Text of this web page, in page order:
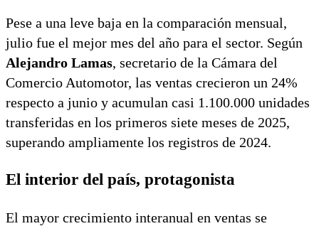
Pese a una leve baja en la comparación mensual,
julio fue el mejor mes del año para el sector. Según
Alejandro Lamas, secretario de la Cámara del
Comercio Automotor, las ventas crecieron un 24%
respecto a junio y acumulan casi 1.100.000 unidades
transferidas en los primeros siete meses de 2025,
superando ampliamente los registros de 2024.
El interior del país, protagonista
El mayor crecimiento interanual en ventas se